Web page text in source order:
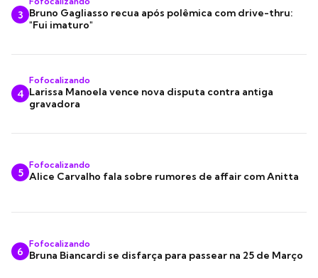
3 Bruno Gagliasso recua após polêmica com drive-thru:
"Fui imaturo"
4
Fofocalizando
Larissa Manoela vence nova disputa contra antiga
gravadora
5
Fofocalizando
Alice Carvalho fala sobre rumores de affair com Anitta
6
Fofocalizando
Bruna Biancardi se disfarça para passear na 25 de Março